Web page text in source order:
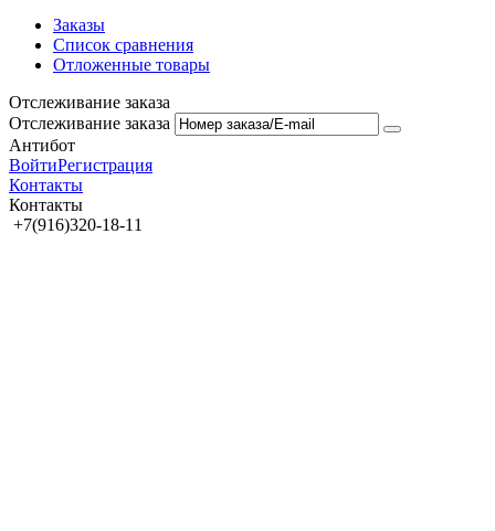
Заказы
Список сравнения
Отложенные товары
Отслеживание заказа
Отслеживание заказа
Антибот
ВойтиРегистрация
Контакты
Контакты
+7(916)320-18-11